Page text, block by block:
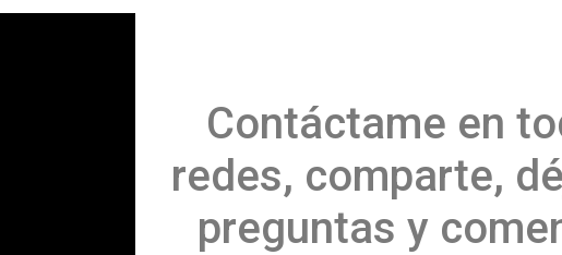
Contáctame en
redes, comparte,
preguntas y